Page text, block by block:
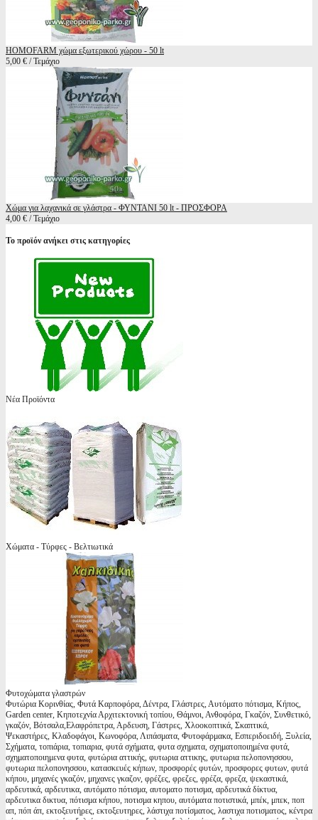
HOMOFARM χώμα εξωτερικού χώρου - 50 lt
5,00 € / Τεμάχιο
Χώμα για λαχανικά σε γλάστρα - ΦΥΝΤΑΝΙ 50 lt - ΠΡΟΣΦΟΡΑ
4,00 € / Τεμάχιο
Το προϊόν ανήκει στις κατηγορίες
Νέα Προϊόντα
Χώματα - Τύρφες - Βελτιωτικά
Φυτοχώματα γλαστρών
Φυτώρια Κορινθίας, Φυτά Καρποφόρα, Δέντρα, Γλάστρες, Αυτόματο πότισμα, Κήπος,
Garden center, Κηποτεχνία Αρχιτεκτονική τοπίου, Θάμνοι, Ανθοφόρα, Γκαζόν, Συνθετικό,
γκαζόν, Βότσαλα,Ελαφρόπετρα, Αρδευση, Γάστρες, Χλοοκοπτικά, Σκαπτικά,
Ψεκαστήρες, Κλαδοφάγοι, Κωνοφόρα, Λιπάσματα, Φυτοφάρμακα, Εσπεριδοειδή, Ξυλεία,
Σχήματα, τοπιάρια, τοπιαρια, φυτά σχήματα, φυτα σχηματα, σχηματοποιημένα φυτά,
σχηματοποιημενα φυτα, φυτώρια αττικής, φυτωρια αττικης, φυτωρια πελοπονησσου,
φυτωρια πελοπονησσου, κατασκευές κήπων, προσφορές φυτών, προσφορες φυτων, φυτά
κήπου, μηχανές γκαζόν, μηχανες γκαζον, φρέζες, φρεζες, φρέζα, φρεζα, ψεκαστικά,
αρδευτικά, αρδευτικα, αυτόματο πότισμα, αυτοματο ποτισμα, αρδευτικά δίκτυα,
αρδευτικα δικτυα, πότισμα κήπου, ποτισμα κηπου, αυτόματα ποτιστικά, μπέκ, μπεκ, ποπ
απ, πόπ άπ, εκτοξευτήρες, εκτοξευτηρες, λάστιχα ποτίσματος, λαστιχα ποτισματος, κέντρα